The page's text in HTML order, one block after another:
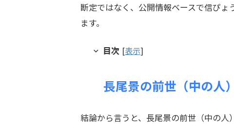
断定ではなく、公開情報ベースで信ぴ
ます。
目次 [表示]
長尾景の前世（中の人
結論から言うと、長尾景の前世（中の